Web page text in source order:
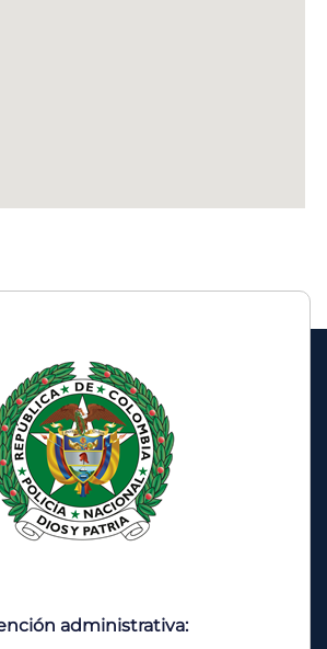
administrativa: